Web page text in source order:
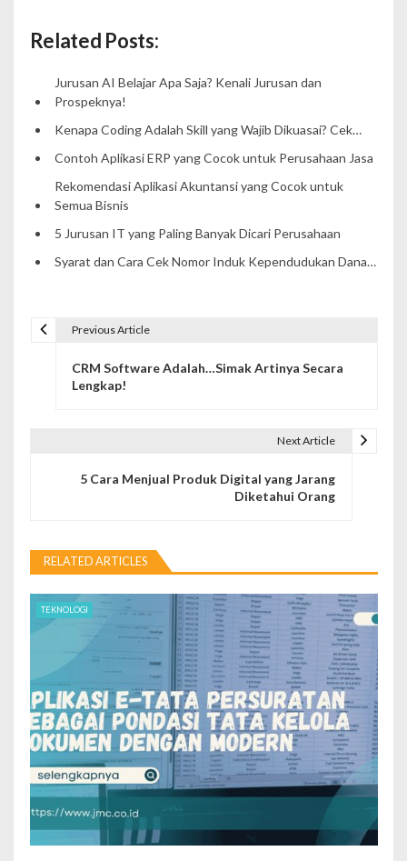
Related Posts:
Jurusan AI Belajar Apa Saja? Kenali Jurusan dan
Prospeknya!
Kenapa Coding Adalah Skill yang Wajib Dikuasai? Cek…
Contoh Aplikasi ERP yang Cocok untuk Perusahaan Jasa
Rekomendasi Aplikasi Akuntansi yang Cocok untuk
Semua Bisnis
5 Jurusan IT yang Paling Banyak Dicari Perusahaan
Syarat dan Cara Cek Nomor Induk Kependudukan Dana…
i
g
a
t
i
o
n
Previous Article
CRM Software Adalah…Simak Artinya Secara
Lengkap!
Next Article
5 Cara Menjual Produk Digital yang Jarang
Diketahui Orang
RELATED ARTICLES
TEKNOLOGI